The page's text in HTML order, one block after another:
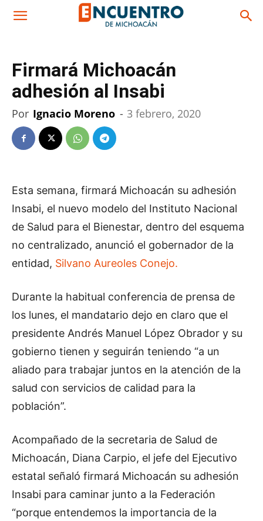
Firmará Michoacán
adhesión al Insabi
Por Ignacio Moreno - 3 febrero, 2020
Esta semana, firmará Michoacán su adhesión
Insabi, el nuevo modelo del Instituto Nacional
de Salud para el Bienestar, dentro del esquema
no centralizado, anunció el gobernador de la
entidad, Silvano Aureoles Conejo.
Durante la habitual conferencia de prensa de
los lunes, el mandatario dejo en claro que el
presidente Andrés Manuel López Obrador y su
gobierno tienen y seguirán teniendo “a un
aliado para trabajar juntos en la atención de la
salud con servicios de calidad para la
población”.
Acompañado de la secretaria de Salud de
Michoacán, Diana Carpio, el jefe del Ejecutivo
estatal señaló firmará Michoacán su adhesión
Insabi para caminar junto a la Federación
“porque entendemos la importancia de la